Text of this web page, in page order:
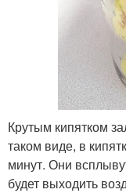
Крутым кипятком
таком виде, в
минут. Они
будет выходить